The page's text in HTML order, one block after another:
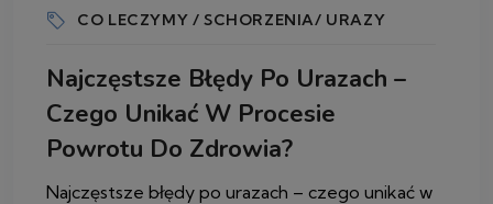
CO LECZYMY / SCHORZENIA/ URAZY
Najczęstsze Błędy Po Urazach –
Czego Unikać W Procesie
Powrotu Do Zdrowia?
Najczęstsze błędy po urazach – czego unikać w